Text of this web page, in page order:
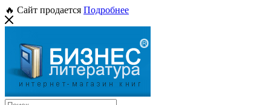
🔥 Сайт продается Подробнее